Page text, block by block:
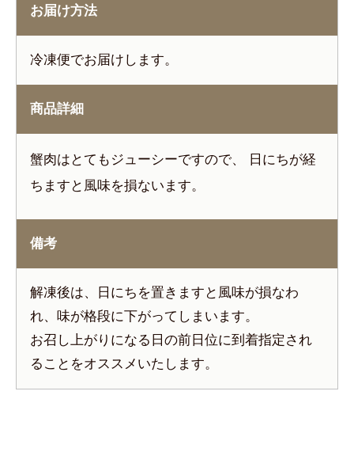
お届け方法
冷凍便でお届けします。
商品詳細
蟹肉はとてもジューシーですので、 日にちが経
ちますと風味を損ないます。
備考
解凍後は、日にちを置きますと風味が損なわ
れ、味が格段に下がってしまいます。
お召し上がりになる日の前日位に到着指定され
ることをオススメいたします。